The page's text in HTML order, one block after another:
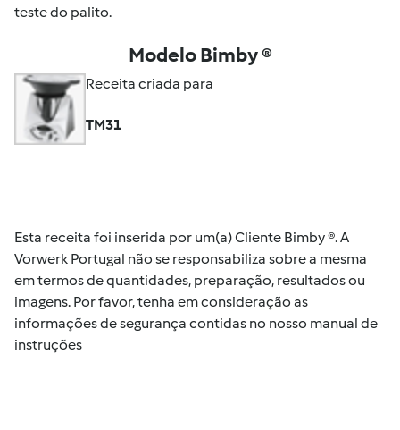
teste do palito.
Modelo Bimby ®
Receita criada para
TM31
Esta receita foi inserida por um(a) Cliente Bimby ®. A
Vorwerk Portugal não se responsabiliza sobre a mesma
em termos de quantidades, preparação, resultados ou
imagens. Por favor, tenha em consideração as
informações de segurança contidas no nosso manual de
instruções